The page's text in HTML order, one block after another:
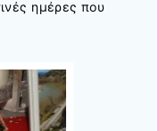
ημέρες που